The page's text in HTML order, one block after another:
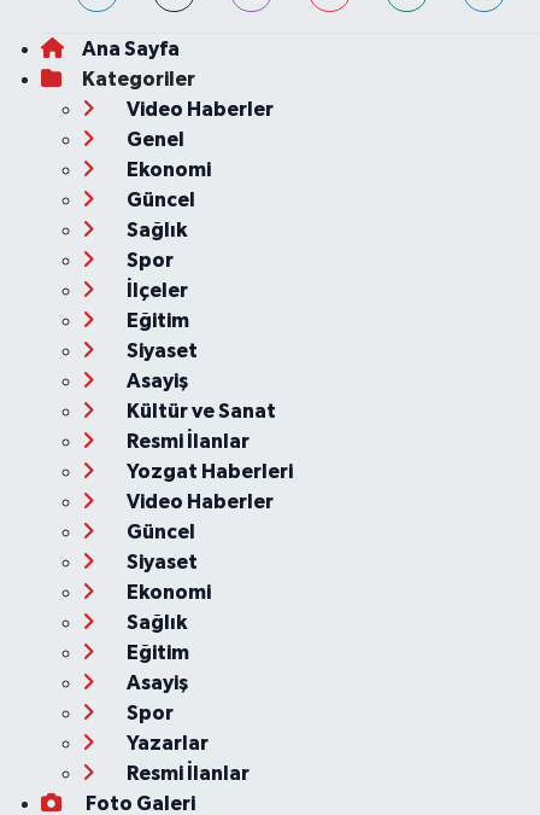
Ana Sayfa
Kategoriler
Video Haberler
Genel
Ekonomi
Güncel
Sağlık
Spor
İlçeler
Eğitim
Siyaset
Asayiş
Kültür ve Sanat
Resmi İlanlar
Yozgat Haberleri
Video Haberler
Güncel
Siyaset
Ekonomi
Sağlık
Eğitim
Asayiş
Spor
Yazarlar
Resmi İlanlar
Foto Galeri